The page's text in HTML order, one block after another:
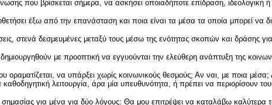
που βρίσκεται σήμερα, να ασκήσει οποιαδήποτε επίδραση, ιδεολογική ή
έξω από την επανάσταση και ποια είναι τα μέσα τα οποία μπορεί να
στενά δεσμευμένες μεταξύ τους μέσω της ενότητας σκοπών και δράσης
με προοπτική να εγγυούνται την ελεύθερη ανάπτυξη της
οραματίζεται, να υπάρξει χωρίς κοινωνικούς θεσμούς; Αν ναι, με ποια
λειτουργία, άρα μία υπευθυνότητα, ή πρέπει να περιορίσουν
για μένα για δύο λόγους: Θα μου επιτρέψει να καταλάβω